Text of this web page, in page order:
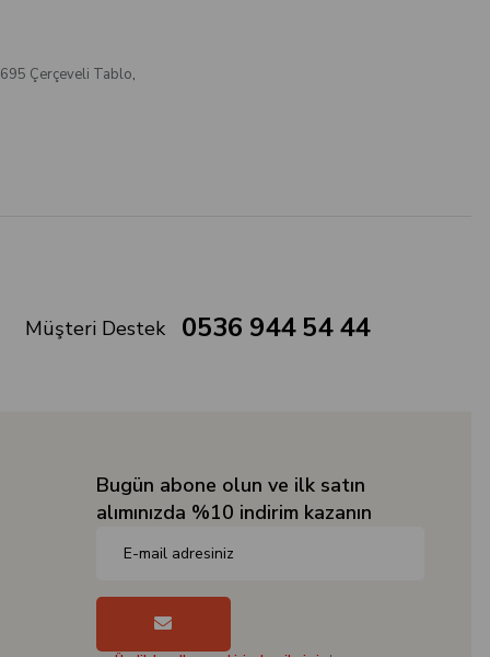
Çerçeveli Tablo,
Müşteri Destek 0536 944 54 44
Bugün abone olun ve ilk satın
alımınızda %10 indirim kazanın